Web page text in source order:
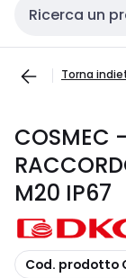
Cerca input
Torna
COSMEC
M20 IP67
copia
Cod. prodotto